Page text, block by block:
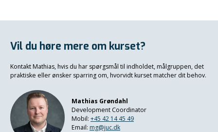
Vil du høre mere om kurset?
Kontakt Mathias, hvis du har spørgsmål til indholdet, målgruppen, det
praktiske eller ønsker sparring om, hvorvidt kurset matcher dit behov.
Mathias Grøndahl
Development Coordinator
Mobil: +45 42 14 45 49
Email: mg@juc.dk